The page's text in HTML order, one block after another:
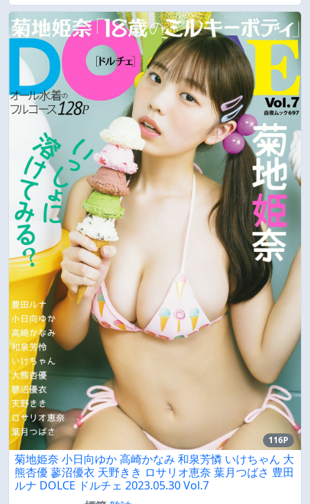
116P
菊地姫奈 小日向ゆか 高崎かなみ 和泉芳憐 いけちゃん 大
熊杏優 蓼沼優衣 天野きき ロサリオ恵奈 葉月つばさ 豊田
ルナ DOLCE ドルチェ 2023.05.30 Vol.7